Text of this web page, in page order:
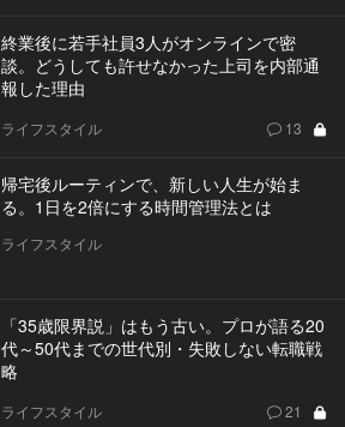
終業後に若手社員3人がオンラインで密
談。どうしても許せなかった上司を内部通
報した理由
ライフスタイル 13
帰宅後ルーティンで、新しい人生が始ま
る。1日を2倍にする時間管理法とは
ライフスタイル
「35歳限界説」はもう古い。プロが語る20
代～50代までの世代別・失敗しない転職戦
略
ライフスタイル 21